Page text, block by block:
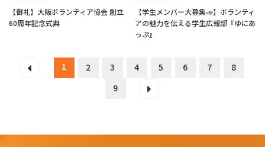
【御礼】大阪ボランティア協会 創立
60周年記念式典
【学生メンバー大募集📣】ボランティ
アの魅力を伝える学生広報部『ゆにあ
っぷ』
1 2 3 4 5 6 7
8
9